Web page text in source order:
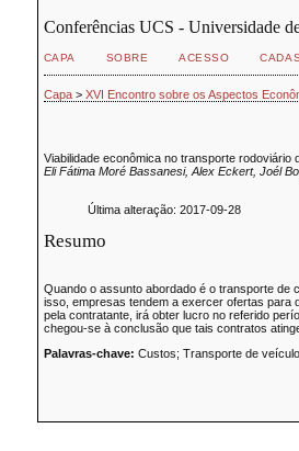
Conferências UCS - Universidade
CAPA SOBRE ACESSO
Capa> XVI Encontro sobre os Aspectos
Viabilidade econômica no transporte rodoviário
Eli Fátima Moré Bassanesi, Alex Eckert, Joél
Última alteração: 2017-09-28
Resumo
Quando o assunto abordado é o transporte de
isso, empresas tendem a exercer ofertas para
pela contratante, irá obter lucro no referido
chegou-se à conclusão que tais contratos
Palavras-chave: Custos; Transporte de